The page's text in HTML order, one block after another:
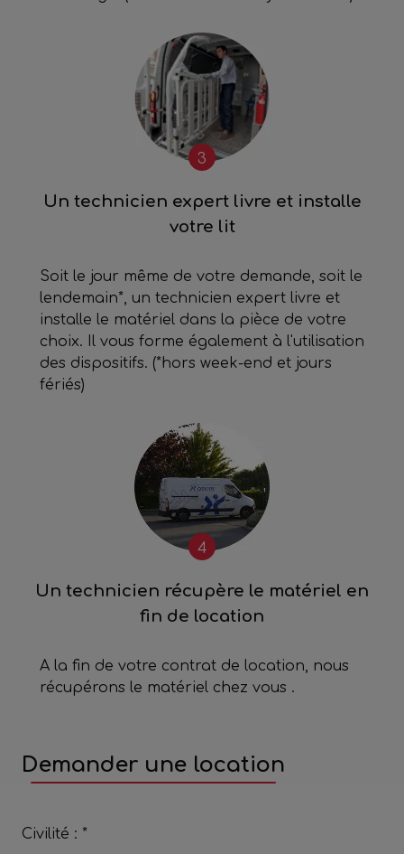
3
Un technicien expert livre et installe
votre lit
Soit le jour même de votre demande, soit le
lendemain*, un technicien expert livre et
installe le matériel dans la pièce de votre
choix. Il vous forme également à l'utilisation
des dispositifs. (*hors week-end et jours
fériés)
4
Un technicien récupère le matériel en
fin de location
A la fin de votre contrat de location, nous
récupérons le matériel chez vous .
Demander une location
Civilité : *